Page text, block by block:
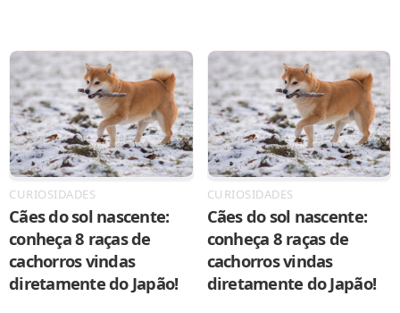
CURIOSIDADES
Cães do sol nascente:
conheça 8 raças de
cachorros vindas
diretamente do Japão!
CURIOSIDADES
Cães do sol nascente:
conheça 8 raças de
cachorros vindas
diretamente do Japão!